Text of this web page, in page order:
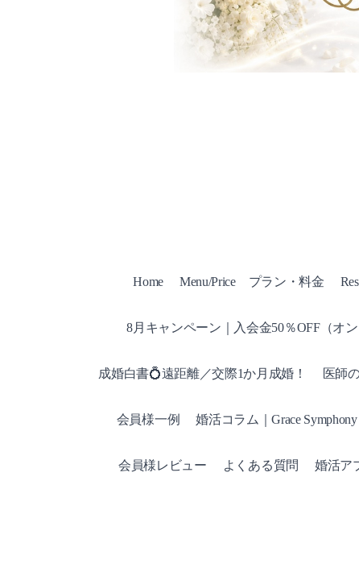
Home Menu/Price プラン・料金
8月キャンペーン｜入会金50％OFF（オン
成婚白書💍遠距離／交際1か月成婚！ 医師
会員様一例 婚活コラム｜Grace Symphony
会員様レビュー よくある質問 婚活ア